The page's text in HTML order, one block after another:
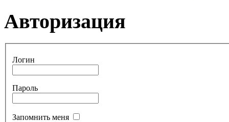
Авторизация
Логин
Пароль
Запомнить меня